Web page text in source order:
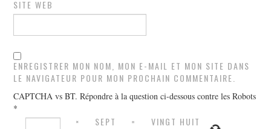
SITE WEB
ENREGISTRER MON NOM, MON E-MAIL ET MON SITE DANS
LE NAVIGATEUR POUR MON PROCHAIN COMMENTAIRE.
CAPTCHA vs BT. Répondre à la question ci-dessous contre les Robots
*
× SEPT = VINGT HUIT